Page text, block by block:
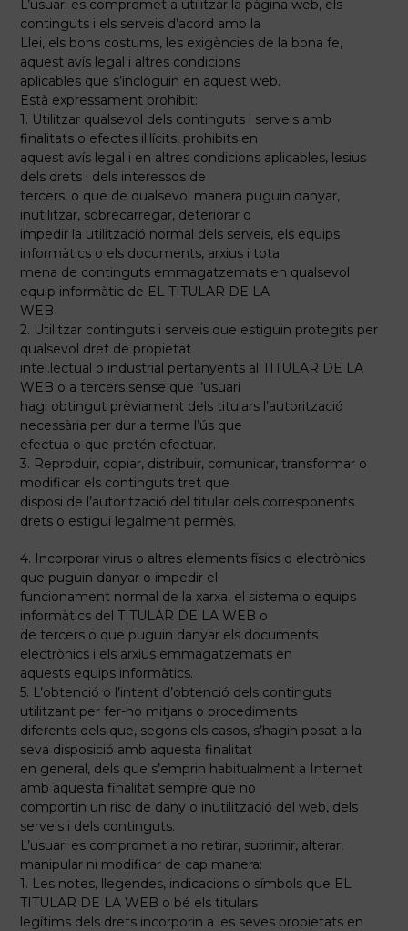
L’usuari es compromet a utilitzar la pàgina web, els
continguts i els serveis d’acord amb la
Llei, els bons costums, les exigències de la bona fe,
aquest avís legal i altres condicions
aplicables que s’incloguin en aquest web.
Està expressament prohibit:
1. Utilitzar qualsevol dels continguts i serveis amb
finalitats o efectes il.lícits, prohibits en
aquest avís legal i en altres condicions aplicables, lesius
dels drets i dels interessos de
tercers, o que de qualsevol manera puguin danyar,
inutilitzar, sobrecarregar, deteriorar o
impedir la utilització normal dels serveis, els equips
informàtics o els documents, arxius i tota
mena de continguts emmagatzemats en qualsevol
equip informàtic de EL TITULAR DE LA
WEB
2. Utilitzar continguts i serveis que estiguin protegits per
qualsevol dret de propietat
intel.lectual o industrial pertanyents al TITULAR DE LA
WEB o a tercers sense que l’usuari
hagi obtingut prèviament dels titulars l’autorització
necessària per dur a terme l’ús que
efectua o que pretén efectuar.
3. Reproduir, copiar, distribuir, comunicar, transformar o
modificar els continguts tret que
disposi de l’autorització del titular dels corresponents
drets o estigui legalment permès.
4. Incorporar virus o altres elements físics o electrònics
que puguin danyar o impedir el
funcionament normal de la xarxa, el sistema o equips
informàtics del TITULAR DE LA WEB o
de tercers o que puguin danyar els documents
electrònics i els arxius emmagatzemats en
aquests equips informàtics.
5. L’obtenció o l’intent d’obtenció dels continguts
utilitzant per fer-ho mitjans o procediments
diferents dels que, segons els casos, s’hagin posat a la
seva disposició amb aquesta finalitat
en general, dels que s’emprin habitualment a Internet
amb aquesta finalitat sempre que no
comportin un risc de dany o inutilització del web, dels
serveis i dels continguts.
L’usuari es compromet a no retirar, suprimir, alterar,
manipular ni modificar de cap manera:
1. Les notes, llegendes, indicacions o símbols que EL
TITULAR DE LA WEB o bé els titulars
legítims dels drets incorporin a les seves propietats en